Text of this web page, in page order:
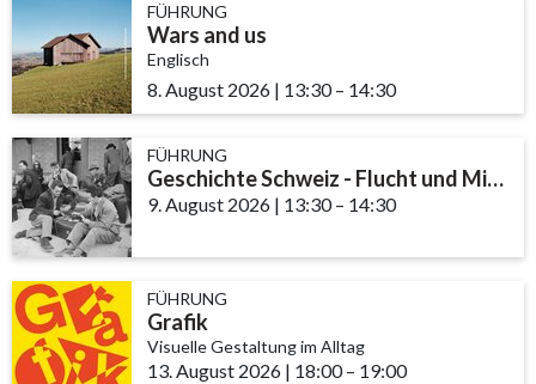
FÜHRUNG
Wars and us
Englisch
8. August 2026 | 13:30accessibility.time_to
– 14:30
FÜHRUNG
Geschichte Schweiz - Flucht und Migration
9. August 2026 | 13:30accessibility.time_to
– 14:30
FÜHRUNG
Grafik
Visuelle Gestaltung im Alltag
13. August 2026 | 18:00accessibility.time_to
– 19:00